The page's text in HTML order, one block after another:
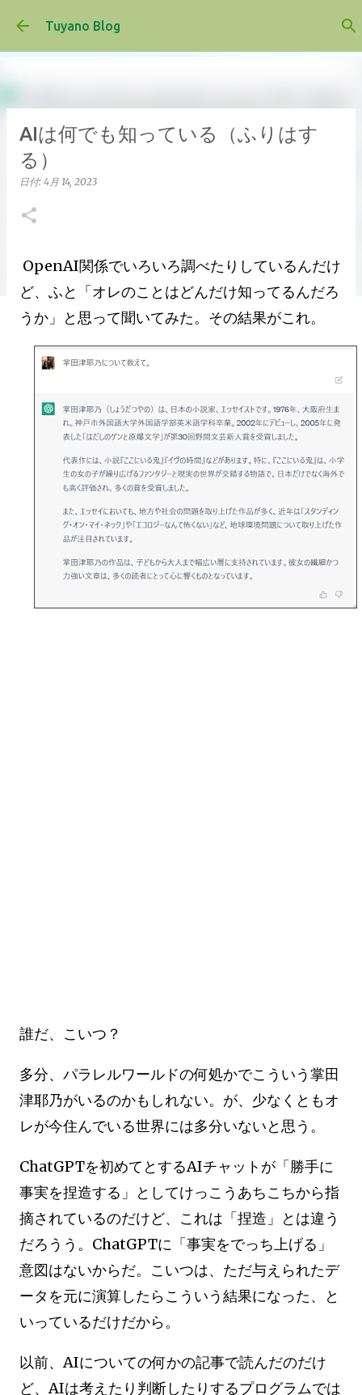
スキップしてメイン コンテンツに移動
Tuyano Blog
AIは何でも知っている（ふりはす
る）
日付: 4月 14, 2023
OpenAI関係でいろいろ調べたりしているんだけ
ど、ふと「オレのことはどんだけ知ってるんだろ
うか」と思って聞いてみた。その結果がこれ。
誰だ、こいつ？
多分、パラレルワールドの何処かでこういう掌田
津耶乃がいるのかもしれない。が、少なくともオ
レが今住んでいる世界には多分いないと思う。
ChatGPTを初めてとするAIチャットが「勝手に
事実を捏造する」としてけっこうあちこちから指
摘されているのだけど、これは「捏造」とは違う
だろうう。ChatGPTに「事実をでっち上げる」
意図はないからだ。こいつは、ただ与えられたデ
ータを元に演算したらこういう結果になった、と
いっているだけだから。
以前、AIについての何かの記事で読んだのだけ
ど、AIは考えたり判断したりするプログラムでは